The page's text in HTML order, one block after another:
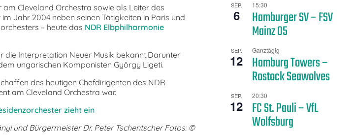
Cleveland Orchestra sowie als Leiter des
Jahr 2004 neben seinen Tätigkeiten in Paris und
– heute das NDR Elbphilharmonie
die Interpretation Neuer Musik bekannt.Darunter
ungarischen Komponisten György Ligeti.
des heutigen Chefdirigenten des NDR
am Cleveland Orchestra war.
zieht ein
und Bürgermeister Dr. Peter Tschentscher Fotos: ©
SEP.
6
15:30
Hamburger SV – FSV
Mainz 05
SEP.
12
Ganztägig
Hamburg Towers –
Rostock Seawolves
SEP.
12
20:30
FC St. Pauli – VfL
Wolfsburg